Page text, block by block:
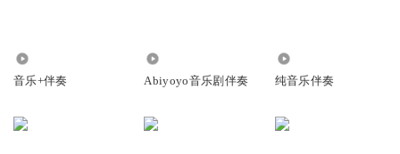
音乐+伴奏 Abiyoyo音乐剧伴奏 纯音乐伴奏